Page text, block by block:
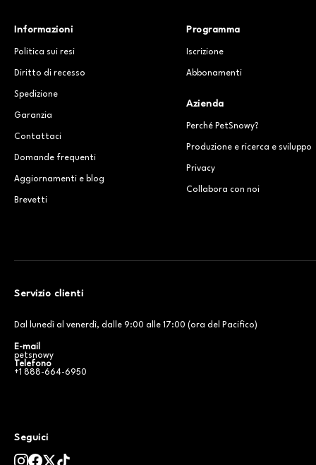
Informazioni
Politica sui resi
Diritto di recesso
Spedizione
Garanzia
Contattaci
Domande frequenti
Aggiornamenti e blog
Brevetti
Programma
Iscrizione
Abbonamenti
Azienda
Perché PetSnowy?
Produzione e ricerca e sviluppo
Privacy
Collabora con noi
Servizio clienti
Dal lunedì al venerdì, dalle 9:00 alle 17:00 (ora del Pacifico)
E-mail
petsnowy
Telefono
+1 888-664-6950
Seguici